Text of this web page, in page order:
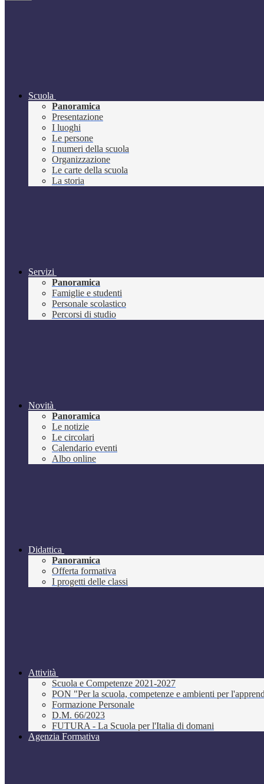
Scuola
Panoramica
Presentazione
I luoghi
Le persone
I numeri della scuola
Organizzazione
Le carte della scuola
La storia
Servizi
Panoramica
Famiglie e studenti
Personale scolastico
Percorsi di studio
Novità
Panoramica
Le notizie
Le circolari
Calendario eventi
Albo online
Didattica
Panoramica
Offerta formativa
I progetti delle classi
Attività
Scuola e Competenze 2021-2027
PON "Per la scuola, competenze e ambienti per
Formazione Personale
D.M. 66/2023
FUTURA - La Scuola per l'Italia di domani
Agenzia Formativa